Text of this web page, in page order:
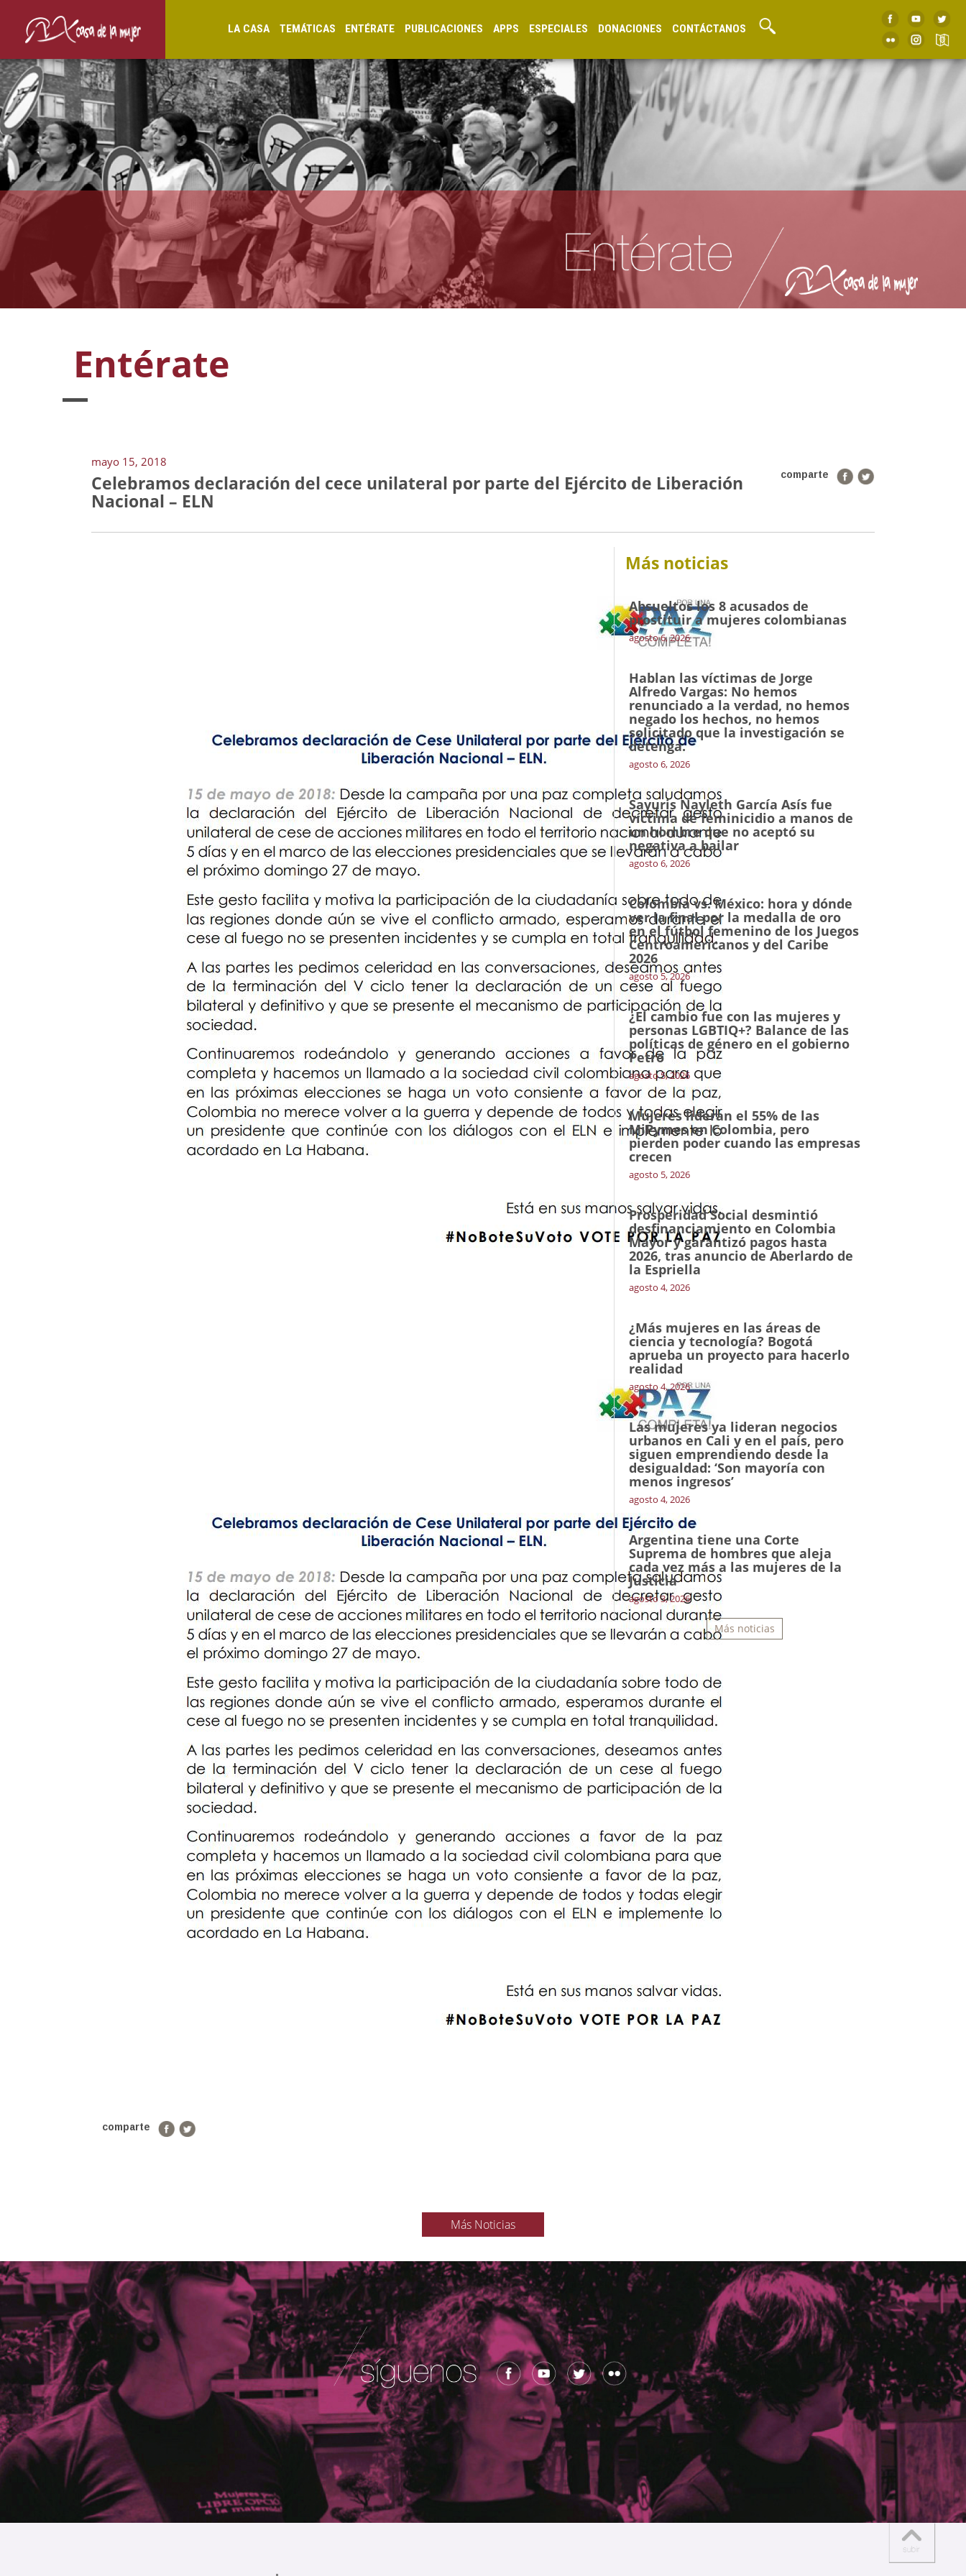
LA CASA TEMÁTICAS ENTÉRATE PUBLICACIONES APPS ESPECIALES DONACIONES CONTÁCTANOS
Entérate
mayo 15, 2018
comparte
Celebramos declaración del cece unilateral por parte del Ejército de Liberación
Nacional – ELN
comparte
Más noticias
Absueltos los 8 acusados de
prostituir a mujeres colombianas
agosto 6, 2026
Hablan las víctimas de Jorge
Alfredo Vargas: No hemos
renunciado a la verdad, no hemos
negado los hechos, no hemos
solicitado que la investigación se
detenga.
agosto 6, 2026
Sayuris Nayleth García Asís fue
víctima de feminicidio a manos de
un hombre que no aceptó su
negativa a bailar
agosto 6, 2026
Colombia vs. México: hora y dónde
ver la final por la medalla de oro
en el fútbol femenino de los Juegos
Centroamericanos y del Caribe
2026
agosto 5, 2026
¿El cambio fue con las mujeres y
personas LGBTIQ+? Balance de las
políticas de género en el gobierno
Petro
agosto 5, 2026
Mujeres lideran el 55% de las
MiPymes en Colombia, pero
pierden poder cuando las empresas
crecen
agosto 5, 2026
Prosperidad Social desmintió
desfinanciamiento en Colombia
Mayor y garantizó pagos hasta
2026, tras anuncio de Aberlardo de
la Espriella
agosto 4, 2026
¿Más mujeres en las áreas de
ciencia y tecnología? Bogotá
aprueba un proyecto para hacerlo
realidad
agosto 4, 2026
Las mujeres ya lideran negocios
urbanos en Cali y en el país, pero
siguen emprendiendo desde la
desigualdad: ‘Son mayoría con
menos ingresos’
agosto 4, 2026
Argentina tiene una Corte
Suprema de hombres que aleja
cada vez más a las mujeres de la
Justicia
agosto 3, 2026
Más noticias
Más Noticias